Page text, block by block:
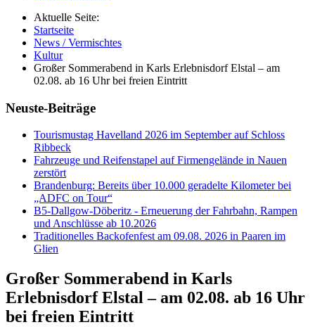
Aktuelle Seite:
Startseite
News / Vermischtes
Kultur
Großer Sommerabend in Karls Erlebnisdorf Elstal – am
02.08. ab 16 Uhr bei freien Eintritt
Neuste-Beiträge
Tourismustag Havelland 2026 im September auf Schloss
Ribbeck
Fahrzeuge und Reifenstapel auf Firmengelände in Nauen
zerstört
Brandenburg: Bereits über 10.000 geradelte Kilometer bei
„ADFC on Tour“
B5-Dallgow-Döberitz - Erneuerung der Fahrbahn, Rampen
und Anschlüsse ab 10.2026
Traditionelles Backofenfest am 09.08. 2026 in Paaren im
Glien
Großer Sommerabend in Karls
Erlebnisdorf Elstal – am 02.08. ab 16 Uhr
bei freien Eintritt